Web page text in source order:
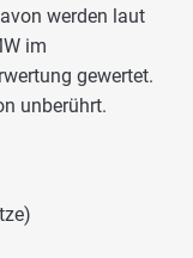
werden laut
im
gewertet.
unberührt.